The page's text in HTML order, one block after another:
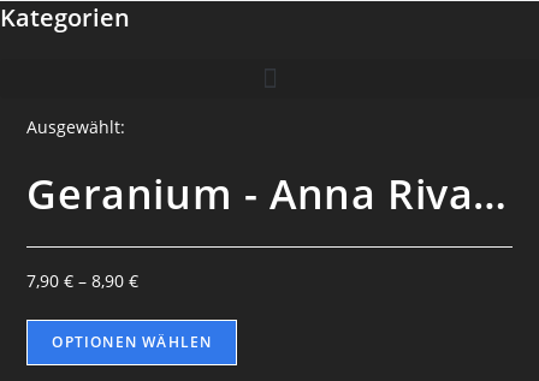
Kategorien
Ausgewählt:
Geranium - Anna Riva…
7,90€ –8,90€
OPTIONEN WÄHLEN